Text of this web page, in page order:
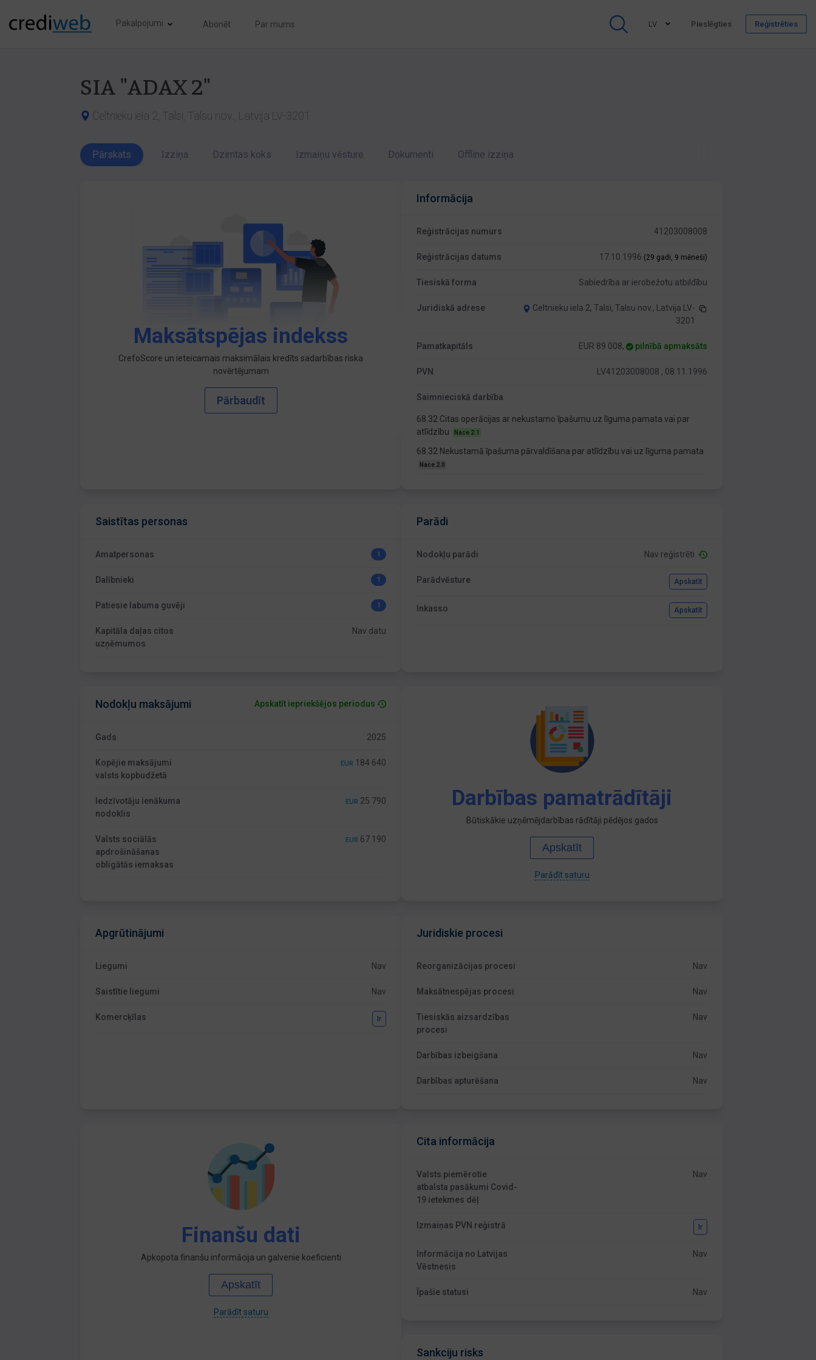
Pakalpojumi Abonēt Par mums LV Pieslēgties Reģistrēties
SIA "ADAX 2"
Celtnieku iela 2, Talsi, Talsu nov., Latvija LV-3201
Pārskats Izziņa Dzimtas koks Izmaiņu vēsture Dokumenti Offline izziņa
Maksātspējas indekss
CrefoScore un ieteicamais maksimālais kredīts sadarbības riska
novērtējumam
Pārbaudīt
Informācija
Reģistrācijas numurs 41203008008
Reģistrācijas datums 17.10.1996 (29 gadi, 9 mēneši)
Tiesiskā forma Sabiedrība ar ierobežotu atbildību
Juridiskā adrese
Celtnieku iela 2, Talsi, Talsu nov., Latvija LV-
3201
Pamatkapitāls EUR 89 008, pilnībā apmaksāts
PVN LV41203008008 , 08.11.1996
Saimnieciskā darbība
68.32 Citas operācijas ar nekustamo īpašumu uz līguma pamata vai par
atlīdzību
Nace 2.1
68.32 Nekustamā īpašuma pārvaldīšana par atlīdzību vai uz līguma pamata
Nace 2.0
Saistītas personas
Amatpersonas 1
Dalībnieki 1
Patiesie labuma guvēji 1
Kapitāla daļas citos
uzņēmumos
Nav datu
Parādi
Nodokļu parādi Nav reģistrēti
Parādvēsture Apskatīt
Inkasso Apskatīt
Nodokļu maksājumi Apskatīt iepriekšējos periodus
Gads 2025
Kopējie maksājumi
valsts kopbudžetā
EUR 184 640
Iedzīvotāju ienākuma
nodoklis
EUR 25 790
Valsts sociālās
apdrošināšanas
obligātās iemaksas
EUR 67 190
Darbības pamatrādītāji
Būtiskākie uzņēmējdarbības rādītāji pēdējos gados
Apskatīt
Parādīt saturu
Apgrūtinājumi
Liegumi Nav
Saistītie liegumi Nav
Komercķīlas Ir
Juridiskie procesi
Reorganizācijas procesi Nav
Maksātnespējas procesi Nav
Tiesiskās aizsardzības
procesi
Nav
Darbības izbeigšana Nav
Darbības apturēšana Nav
Finanšu dati
Apkopota finanšu informācija un galvenie koeficienti
Apskatīt
Parādīt saturu
Cita informācija
Valsts piemērotie
atbalsta pasākumi Covid-
19 ietekmes dēļ
Nav
Izmaiņas PVN reģistrā Ir
Informācija no Latvijas
Vēstnesis
Nav
Īpašie statusi Nav
Sankciju risks